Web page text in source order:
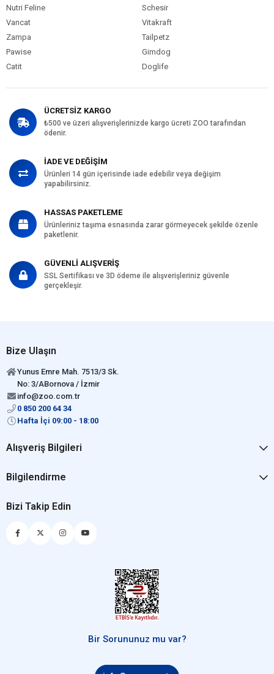
Nutri Feline
Schesir
Vancat
Vitakraft
Zampa
Tailpetz
Pawise
Gimdog
Catit
Doglife
ÜCRETSİZ KARGO
₺500 ve üzeri alışverişlerinizde kargo ücreti ZOO tarafından
ödenir.
İADE VE DEĞİŞİM
Ürünleri 14 gün içerisinde iade edebilir veya değişim
yapabilirsiniz.
HASSAS PAKETLEME
Ürünleriniz taşıma esnasında zarar görmeyecek şekilde özenle
paketlenir.
GÜVENLİ ALIŞVERİŞ
SSL Sertifikası ve 3D ödeme ile alışverişleriniz güvenle
gerçekleşir.
Bize Ulaşın
Yunus Emre Mah. 7513/3 Sk.
No: 3/ABornova / İzmir
info@zoo.com.tr
0 850 200 64 34
Hafta İçi 09:00 - 18:00
Alışveriş Bilgileri
Bilgilendirme
Bizi Takip Edin
Bir Sorununuz mu var?